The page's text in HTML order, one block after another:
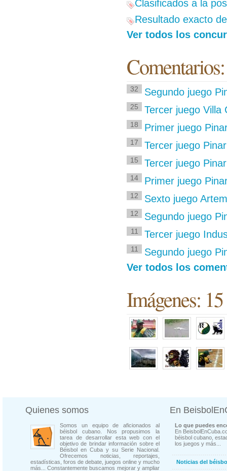
Clasificados a la
Resultado exacto
Ver todos los
32 Segundo juego
25 Tercer juego Villa
18 Primer juego
17 Tercer juego
15 Tercer juego
14 Primer juego
12 Sexto juego
12 Segundo juego
11 Tercer juego
11
Segundo juego
Ver todos los
Imágenes: 15
Quienes somos
Somos un equipo de aficionados al
béisbol cubano. Nos propusimos la
tarea de desarrollar esta web con el
objetivo de brindar información sobre el
Béisbol en Cuba y su Serie Nacional.
Ofrecemos noticias, reportajes,
estadísticas, foros de debate, juegos online y mucho
más... Constantemente buscamos mejorar y ampliar
En
Lo que puedes
En
béisbol cubano,
los juegos y más...
Noticias del